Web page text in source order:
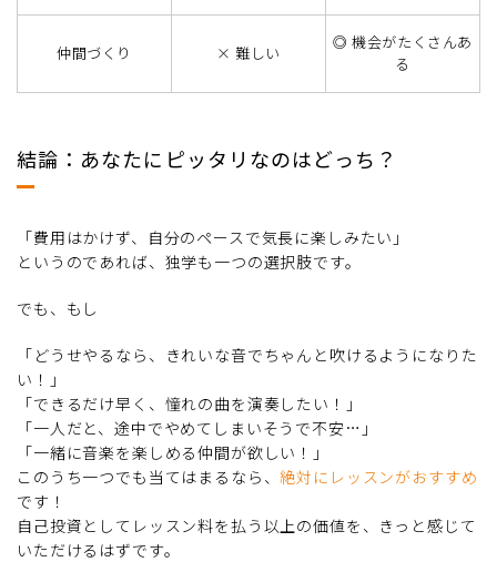
仲間づくり × 難しい
◎ 機会がたくさんあ
る
結論：あなたにピッタリなのはどっち？
「費用はかけず、自分のペースで気長に楽しみたい」
というのであれば、独学も一つの選択肢です。
でも、もし
「どうせやるなら、きれいな音でちゃんと吹けるようになりた
い！」
「できるだけ早く、憧れの曲を演奏したい！」
「一人だと、途中でやめてしまいそうで不安…」
「一緒に音楽を楽しめる仲間が欲しい！」
このうち一つでも当てはまるなら、絶対にレッスンがおすすめ
です！
自己投資としてレッスン料を払う以上の価値を、きっと感じて
いただけるはずです。